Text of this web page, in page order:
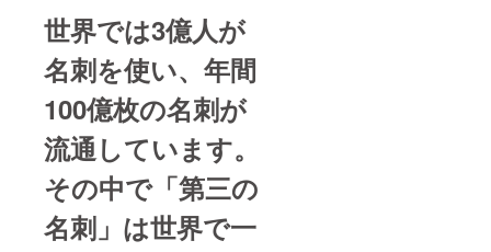
世界では3億人が
名刺を使い、年間
100億枚の名刺が
流通しています。
その中で「第三の
名刺」は世界で一